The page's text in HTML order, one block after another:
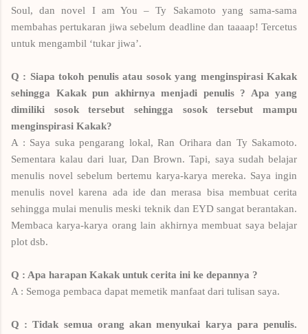
Soul, dan novel I am You – Ty Sakamoto yang sama-sama
membahas pertukaran jiwa sebelum deadline dan taaaap! Tercetus
untuk mengambil ‘tukar jiwa’.
Q : Siapa tokoh penulis atau sosok yang menginspirasi Kakak
sehingga Kakak pun akhirnya menjadi penulis ? Apa yang
dimiliki sosok tersebut sehingga sosok tersebut mampu
menginspirasi Kakak?
A : Saya suka pengarang lokal, Ran Orihara dan Ty Sakamoto.
Sementara kalau dari luar, Dan Brown. Tapi, saya sudah belajar
menulis novel sebelum bertemu karya-karya mereka. Saya ingin
menulis novel karena ada ide dan merasa bisa membuat cerita
sehingga mulai menulis meski teknik dan EYD sangat berantakan.
Membaca karya-karya orang lain akhirnya membuat saya belajar
plot dsb.
Q : Apa harapan Kakak untuk cerita ini ke depannya ?
A : Semoga pembaca dapat memetik manfaat dari tulisan saya.
Q : Tidak semua orang akan menyukai karya para penulis.